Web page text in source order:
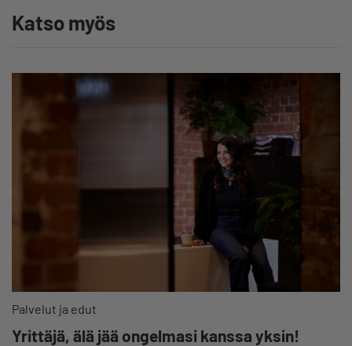
Katso myös
Palvelut ja edut
Yrittäjä, älä jää ongelmasi kanssa yksin!